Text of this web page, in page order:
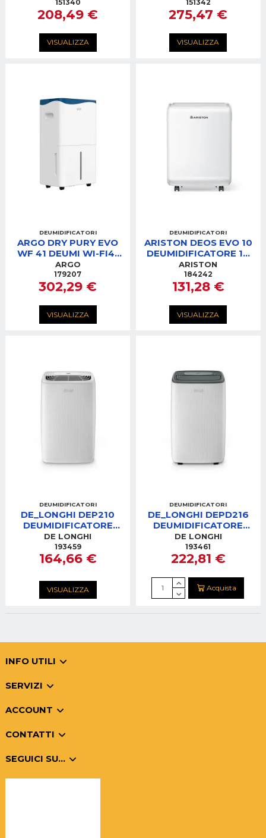
151340
208,49 €
VISUALIZZA
151342
275,47 €
VISUALIZZA
DEUMIDIFICATORI
ARGO DRY PURY EVO
WF 41 DEUMI WI-FI41
LITRI
ARGO
179207
302,29 €
VISUALIZZA
DEUMIDIFICATORI
ARISTON DEOS EVO 10
DEUMIDIFICATORE 10
LITRI GAS R290 -
BIANCO
ARISTON
184242
131,28 €
VISUALIZZA
DEUMIDIFICATORI
DE_LONGHI DEP210
DEUMIDIFICATORE
10LT TANICA 4LT
PORTATA 136M3/H
DE LONGHI
193459
164,66 €
VISUALIZZA
DEUMIDIFICATORI
DE_LONGHI DEPD216
DEUMIDIFICATORE
16LT TANICA 4LT
PORTATA 145M3/H
DE LONGHI
193461
222,81 €
Acquista
INFO UTILI
SERVIZI
ACCOUNT
CONTATTI
SEGUICI SU...